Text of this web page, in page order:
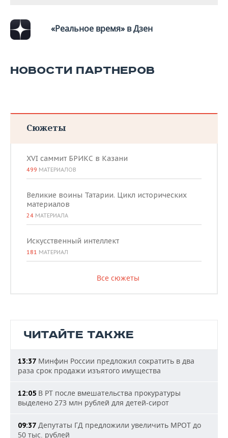
«Реальное время» в Дзен
НОВОСТИ ПАРТНЕРОВ
Сюжеты
XVI саммит БРИКС в Казани
499 МАТЕРИАЛОВ
Великие воины Татарии. Цикл исторических
материалов
24 МАТЕРИАЛА
Искусственный интеллект
181 МАТЕРИАЛ
Все сюжеты
ЧИТАЙТЕ ТАКЖЕ
13:37 Минфин России предложил сократить в два
раза срок продажи изъятого имущества
12:05 В РТ после вмешательства прокуратуры
выделено 273 млн рублей для детей-сирот
09:37 Депутаты ГД предложили увеличить МРОТ до
50 тыс. рублей